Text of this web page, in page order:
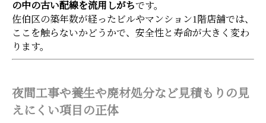
の中の古い配線を流用しがちです。
佐伯区の築年数が経ったビルやマンション1階店舗では、
ここを触らないかどうかで、安全性と寿命が大きく変わ
ります。
夜間工事や養生や廃材処分など見積もりの見
えにくい項目の正体